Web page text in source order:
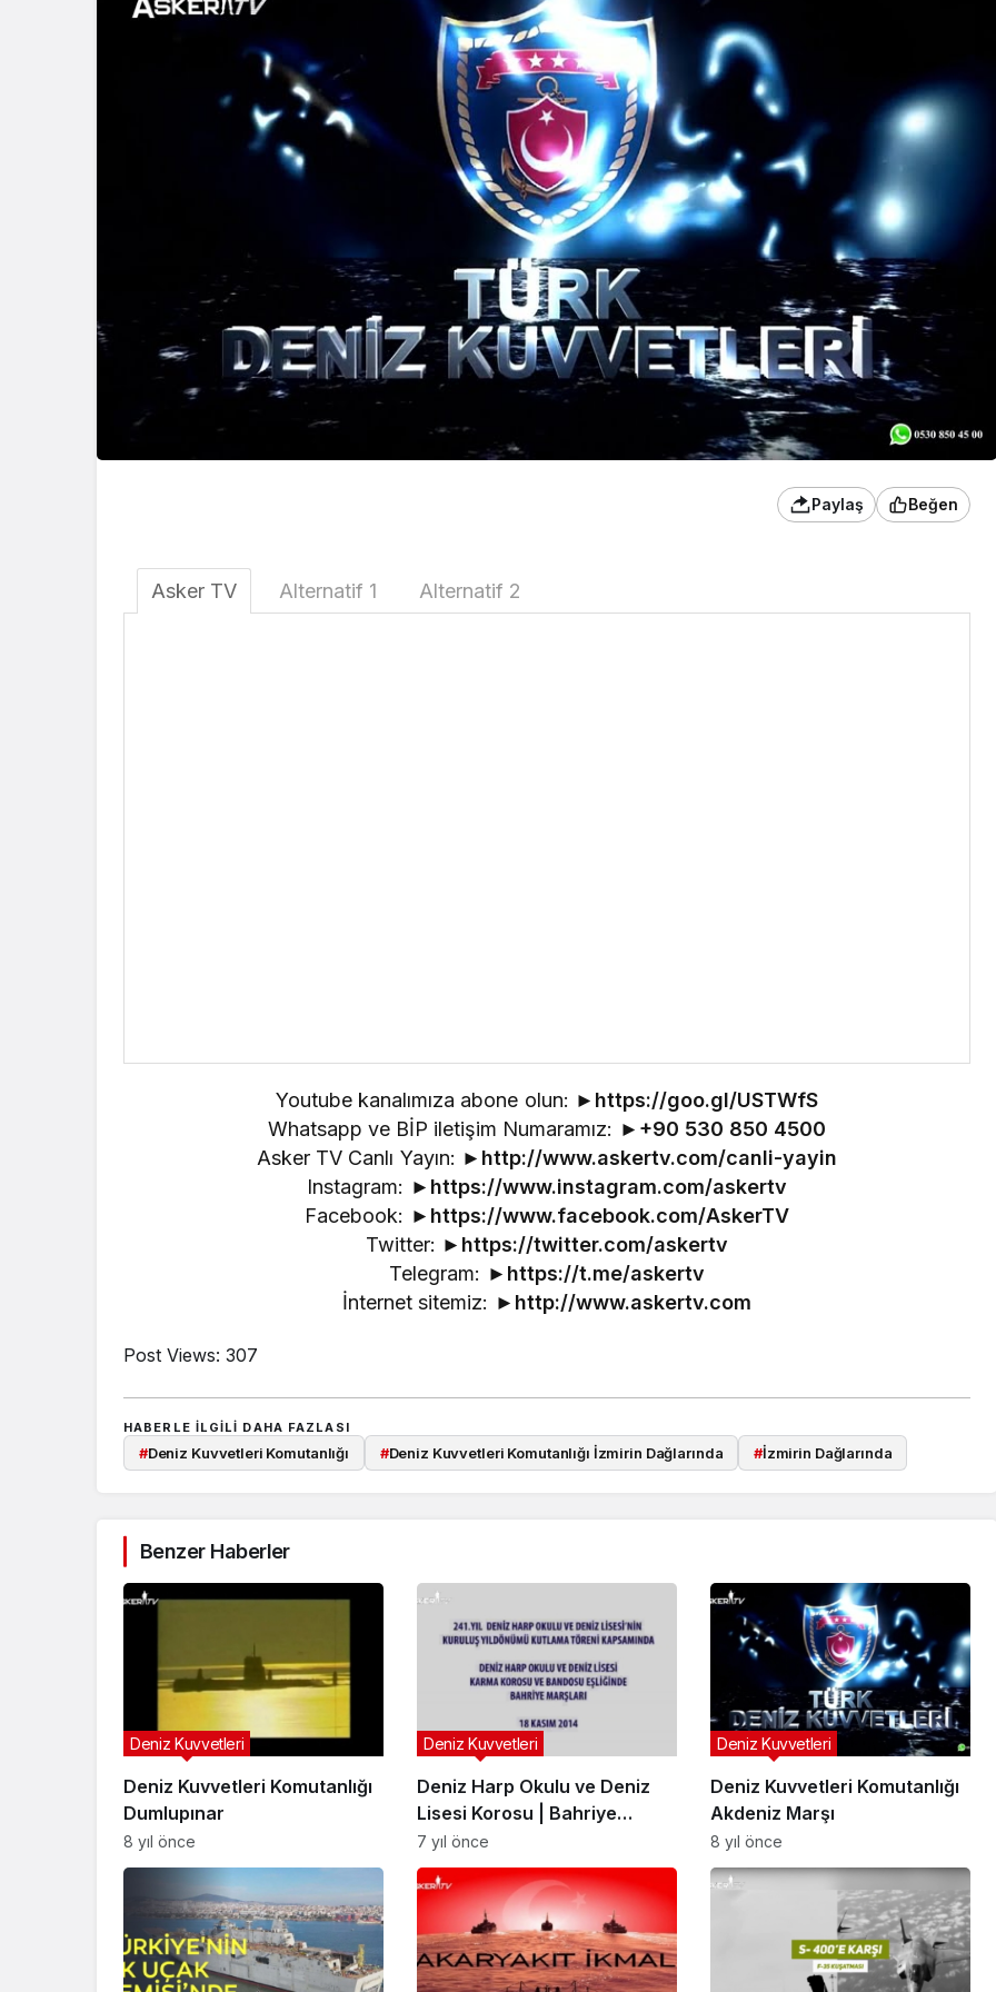
Paylaş Beğen
Asker TV Alternatif 1 Alternatif 2
Youtube kanalımıza abone olun: ► https://goo.gl/USTWfS
Whatsapp ve BİP iletişim Numaramız: ► +90 530 850 4500
Asker TV Canlı Yayın: ► http://www.askertv.com/canli-yayin
Instagram: ► https://www.instagram.com/askertv
Facebook: ► https://www.facebook.com/AskerTV
Twitter: ► https://twitter.com/askertv
Telegram: ► https://t.me/askertv
İnternet sitemiz: ► http://www.askertv.com
Post Views: 307
HABERLE ILGILI DAHA FAZLASI
#Deniz Kuvvetleri Komutanlığı #Deniz Kuvvetleri Komutanlığı İzmirin Dağlarında #İzmirin Dağlarında
Benzer Haberler
Deniz Kuvvetleri Komutanlığı
Dumlupınar
Deniz Kuvvetleri
8 yıl önce
Deniz Harp Okulu ve Deniz
Lisesi Korosu | Bahriye
Marşları
Deniz Kuvvetleri
7 yıl önce
Deniz Kuvvetleri Komutanlığı
Akdeniz Marşı
Deniz Kuvvetleri
8 yıl önce